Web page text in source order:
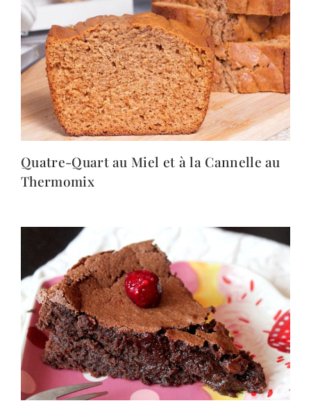
Quatre-Quart au Miel et à la Cannelle au
Thermomix